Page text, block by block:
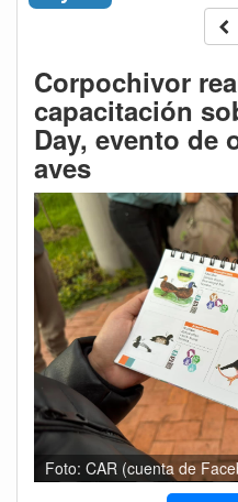
Corpochivor
capacitación
Day, evento de
aves
Foto: CAR (cuenta de